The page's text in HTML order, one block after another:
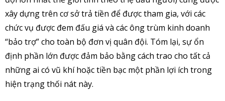
xây dựng trên cơ sở trả tiền để được tham gia, với các
chức vụ được đem đấu giá và các ông trùm kinh doanh
“bảo trợ” cho toàn bộ đơn vị quân đội. Tóm lại, sự ổn
định phần lớn được đảm bảo bằng cách trao cho tất cả
những ai có vũ khí hoặc tiền bạc một phần lợi ích trong
hiện trạng thối nát này.